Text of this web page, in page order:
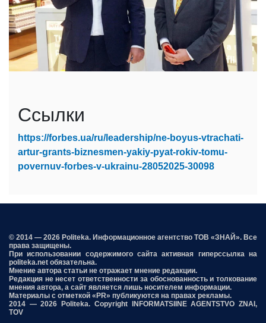
Ссылки
https://forbes.ua/ru/leadership/ne-boyus-vtrachati-
artur-grants-biznesmen-yakiy-pyat-rokiv-tomu-
povernuv-forbes-v-ukrainu-28052025-30098
© 2014 — 2026 Politeka. Информационное агентство ТОВ «ЗНАЙ». Все
права защищены.
При использовании содержимого сайта активная гиперссылка на
politeka.net обязательна.
Мнение автора статьи не отражает мнение редакции.
Редакция не несет ответственности за обоснованность и толкование
мнения автора, а сайт является лишь носителем информации.
Материалы с отметкой «PR» публикуются на правах рекламы.
2014 — 2026 Politeka. Copyright INFORMATSIINE AGENTSTVO ZNAI,
TOV